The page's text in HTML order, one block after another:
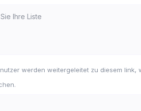
werden weitergeleitet zu diesem link,